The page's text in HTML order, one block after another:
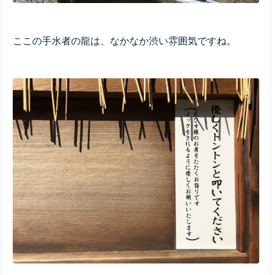
ここの手水者の龍は、なかなか渋い雰囲気ですね。